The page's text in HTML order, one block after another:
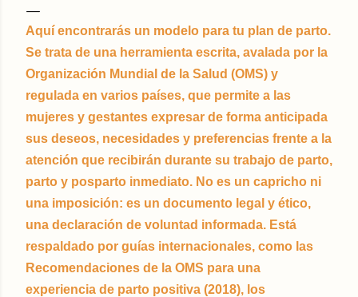
Aquí encontrarás un modelo para tu plan de parto.
Se trata de una herramienta escrita, avalada por la
Organización Mundial de la Salud (OMS) y
regulada en varios países, que permite a las
mujeres y gestantes expresar de forma anticipada
sus deseos, necesidades y preferencias frente a la
atención que recibirán durante su trabajo de parto,
parto y posparto inmediato. No es un capricho ni
una imposición: es un documento legal y ético,
una declaración de voluntad informada. Está
respaldado por guías internacionales, como las
Recomendaciones de la OMS para una
experiencia de parto positiva (2018), los